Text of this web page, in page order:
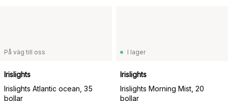
På väg till oss
Irislights
Irislights Atlantic ocean, 35
bollar
I lager
Irislights
Irislights Morning Mist, 20
bollar